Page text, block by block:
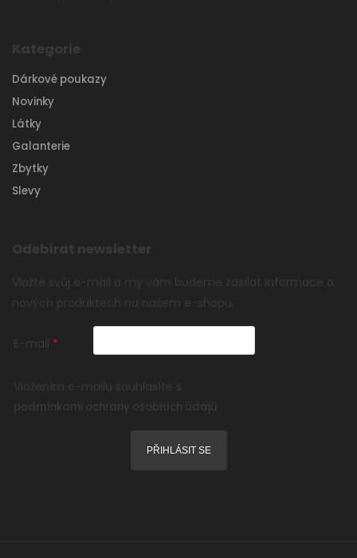
Kategorie
Dárkové poukazy
Novinky
Látky
Galanterie
Zbytky
Slevy
Odebírat newsletter
Vložte svůj e-mail a my vám budeme zasílat informace o
nových produktech na našem e-shopu.
E-mail
Vložením e-mailu souhlasíte s
podmínkami ochrany osobních údajů
PŘIHLÁSIT SE